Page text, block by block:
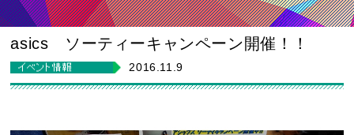
asics ソーティーキャンペーン開催！！
2016.11.9